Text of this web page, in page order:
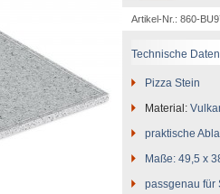
Artikel-Nr.: 860-
Technische
Pizza Stein
Material:
praktische
Maße: 49,5 x
passgenau für